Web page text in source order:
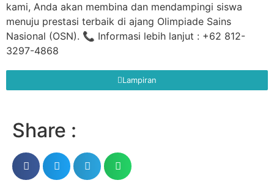
kami, Anda akan membina dan mendampingi siswa
menuju prestasi terbaik di ajang Olimpiade Sains
Nasional (OSN). 📞 Informasi lebih lanjut : +62 812-
3297-4868
Lampiran
Share :